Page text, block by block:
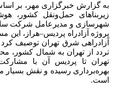
به گزارش خبرگزاری مهر، بر
زیربناهای حمل‌ونقل کشور،
شهرسازی و مدیرعامل شرکت
پروژه آزادراه پردیس–هراز، این
آزادراهی شرق تهران توصیف
تردد از تهران به شمال
تهران تا پردیس آن با
بهره‌برداری رسیده و نقش بسیار
است.